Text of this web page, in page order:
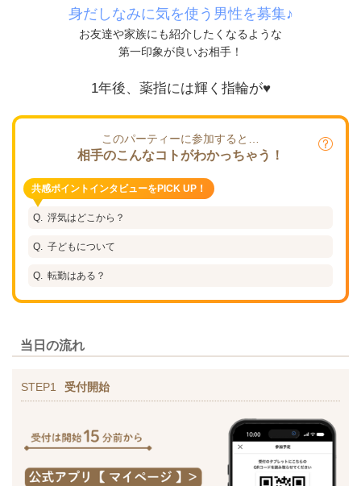
身だしなみに気を使う男性を募集♪
お友達や家族にも紹介したくなるような
第一印象が良いお相手！
1年後、薬指には輝く指輪が♥
このパーティーに参加すると…
相手のこんなコトがわかっちゃう！
共感ポイントインタビューをPICK UP！
浮気はどこから？
子どもについて
転勤はある？
当日の流れ
STEP1 受付開始